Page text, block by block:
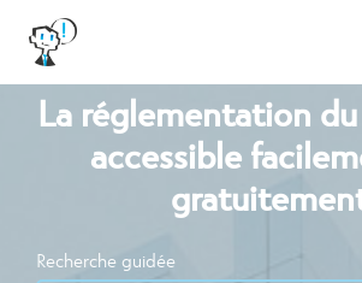
La réglementation
accessible
Recherche guidée